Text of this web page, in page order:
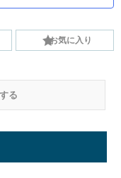
お気に入り
る